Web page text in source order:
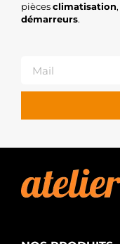
piècesclimatisation,
démarreurs.